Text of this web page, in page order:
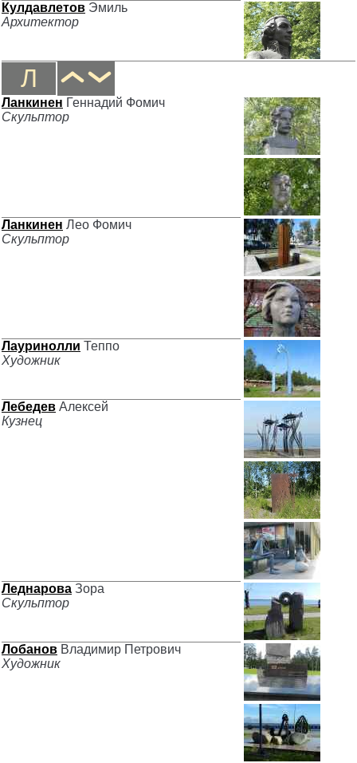
Кулдавлетов Эмиль
Архитектор
Л
Ланкинен Геннадий Фомич
Скульптор
Ланкинен Лео Фомич
Скульптор
Лауринолли Теппо
Художник
Лебедев Алексей
Кузнец
Леднарова Зора
Скульптор
Лобанов Владимир Петрович
Художник